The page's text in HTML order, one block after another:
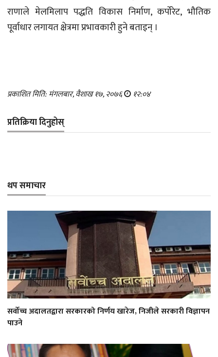
राणाले मेलमिलाप पद्धति विकास निर्माण, कर्पोरेट, भौतिक
पूर्वाधार लगायत क्षेत्रमा प्रभावकारी हुने बताइन् ।
प्रकाशित मिति: मंगलबार, वैशाख १७, २०७६ १२:०४
प्रतिक्रिया दिनुहोस्
थप समाचार
सर्वोच्च अदालतद्वारा सरकारको निर्णय खारेज, निजीले सरकारी विज्ञापन
पाउने